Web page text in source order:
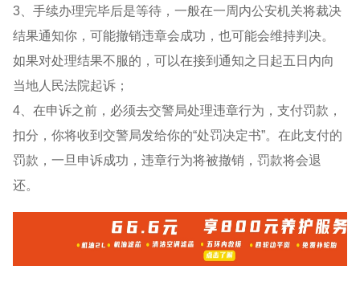
3、手续办理完毕后是等待，一般在一周内公安机关将裁决
结果通知你，可能撤销违章会成功，也可能会维持判决。
如果对处理结果不服的，可以在接到通知之日起五日内向
当地人民法院起诉；
4、在申诉之前，必须去交警局处理违章行为，支付罚款，
扣分，你将收到交警局发给你的“处罚决定书”。在此支付的
罚款，一旦申诉成功，违章行为将被撤销，罚款将会退
还。